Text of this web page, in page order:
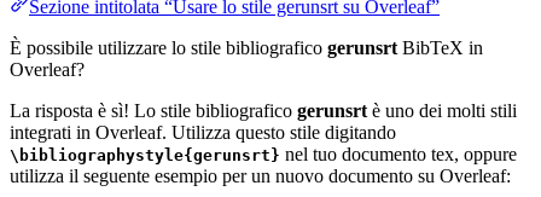
Sezione intitolata “Usare lo stile gerunsrt su Overleaf”
È possibile utilizzare lo stile bibliografico gerunsrtBibTeX in
Overleaf?
La risposta è sì! Lo stile bibliografico gerunsrtè uno dei molti stili
integrati in Overleaf. Utilizza questo stile digitando
\bibliographystyle{gerunsrt} nel tuo documento tex, oppure
utilizza il seguente esempio per un nuovo documento su Overleaf: